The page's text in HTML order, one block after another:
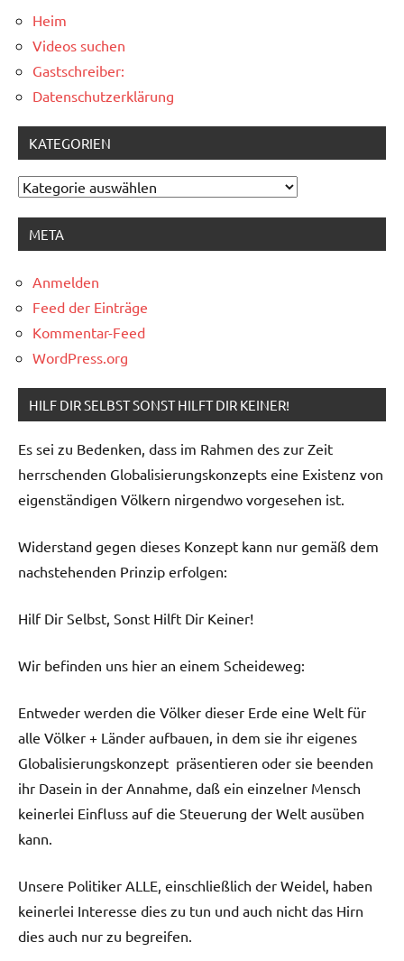
Heim
Videos suchen
Gastschreiber:
Datenschutzerklärung
KATEGORIEN
Kategorien
META
Anmelden
Feed der Einträge
Kommentar-Feed
WordPress.org
HILF DIR SELBST SONST HILFT DIR KEINER!
Es sei zu Bedenken, dass im Rahmen des zur Zeit
herrschenden Globalisierungskonzepts eine Existenz von
eigenständigen Völkern nirgendwo vorgesehen ist.
Widerstand gegen dieses Konzept kann nur gemäß dem
nachstehenden Prinzip erfolgen:
Hilf Dir Selbst, Sonst Hilft Dir Keiner!
Wir befinden uns hier an einem Scheideweg:
Entweder werden die Völker dieser Erde eine Welt für
alle Völker + Länder aufbauen, in dem sie ihr eigenes
Globalisierungskonzept präsentieren oder sie beenden
ihr Dasein in der Annahme, daß ein einzelner Mensch
keinerlei Einfluss auf die Steuerung der Welt ausüben
kann.
Unsere Politiker ALLE, einschließlich der Weidel, haben
keinerlei Interesse dies zu tun und auch nicht das Hirn
dies auch nur zu begreifen.